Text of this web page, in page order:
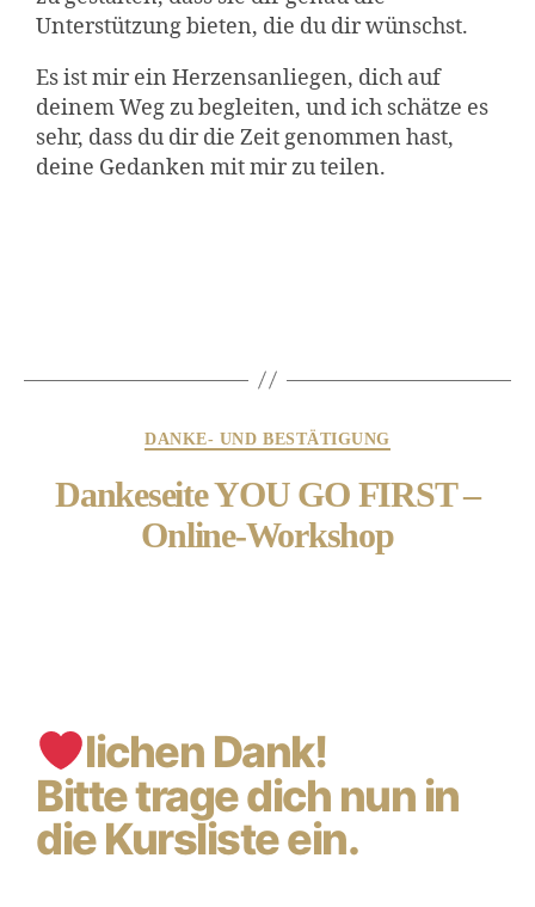
Unterstützung bieten, die du dir wünschst.
Es ist mir ein Herzensanliegen, dich auf
deinem Weg zu begleiten, und ich schätze es
sehr, dass du dir die Zeit genommen hast,
deine Gedanken mit mir zu teilen.
DANKE- UND BESTÄTIGUNG
Dankeseite YOU GO FIRST –
Online-Workshop
lichen Dank!
Bitte trage dich nun in
die Kursliste ein.